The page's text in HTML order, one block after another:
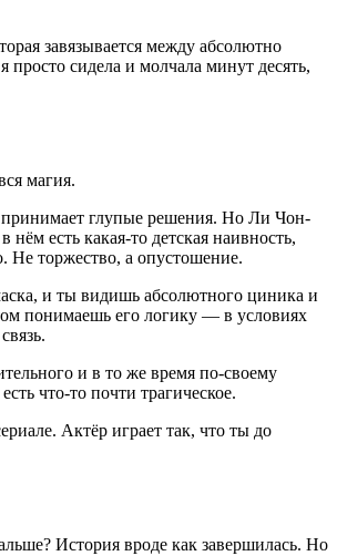
завязывается между абсолютно
сидела и молчала минут десять,
магия.
принимает глупые решения. Но Ли Чон-
есть какая-то детская наивность,
Не торжество, а опустошение.
и ты видишь абсолютного циника и
понимаешь его логику — в условиях
и в то же время по-своему
что-то почти трагическое.
Актёр играет так, что ты до
История вроде как завершилась. Но